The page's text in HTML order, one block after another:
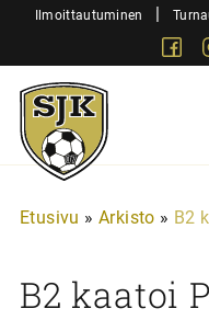
SiirryIlmoittautuminen |
Sjk-
Juniorit
Etusivu » Arkisto » B2
B2 kaatoi